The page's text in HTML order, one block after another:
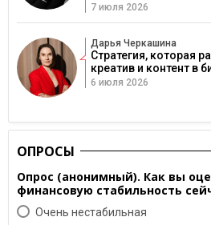
7 июля 2026
Дарья Черкашина
Стратегия, которая
креатив и контент в
6 июля 2026
ОПРОСЫ
Опрос (анонимный). Как вы
финансовую стабильность
Очень нестабильная